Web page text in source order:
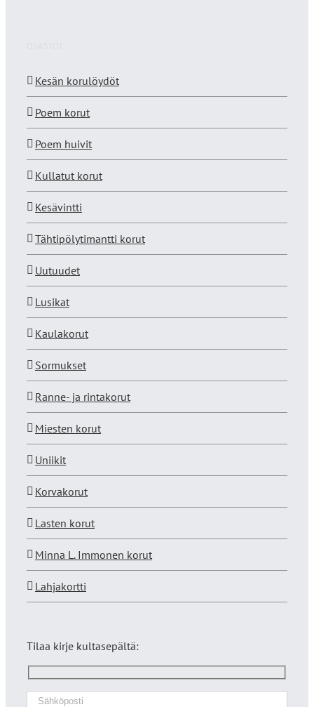
Kesän korulöydöt
Poem korut
Poem huivit
Kullatut korut
Kesävintti
Tähtipölytimantti korut
Uutuudet
Lusikat
Kaulakorut
Sormukset
Ranne- ja rintakorut
Miesten korut
Uniikit
Korvakorut
Lasten korut
Minna L. Immonen korut
Lahjakortti
Tilaa kirje kultasepältä: